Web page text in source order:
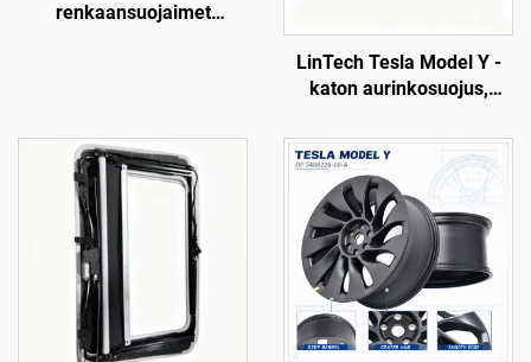
renkaansuojaimet
LinTech Tesla Model Y -
katon aurinkosuojus,
ääniohjaus, silmien
suojelu heijastuksilta ja
UV-säteilyltä